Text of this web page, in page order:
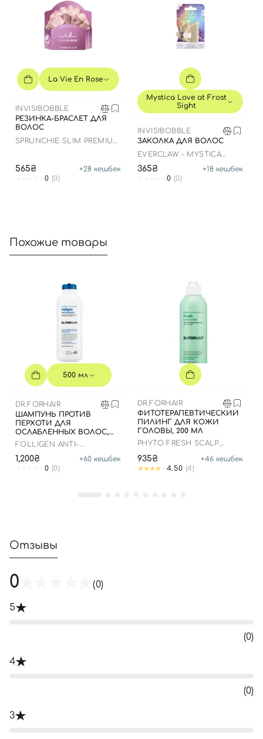
La Vie En Rose
INVISIBOBBLE
РЕЗИНКА-БРАСЛЕТ ДЛЯ
ВОЛОС
SPRUNCHIE SLIM PREMIUM
565₴ +28 кешбек
0 (0)
Mystica Love at Frost
Sight
INVISIBOBBLE
ЗАКОЛКА ДЛЯ ВОЛОС
EVERCLAW - MYSTICA
365₴ +18 кешбек
0 (0)
Похожие товары
500 мл
DR.FORHAIR
ШАМПУНЬ ПРОТИВ
ПЕРХОТИ ДЛЯ
ОСЛАБЛЕННЫХ ВОЛОС,
500 МЛ
FOLLIGEN ANTI-
1,200₴ +60 кешбек
0 (0)
DR.FORHAIR
ФИТОТЕРАПЕВТИЧЕСКИЙ
ПИЛИНГ ДЛЯ КОЖИ
ГОЛОВЫ, 200 МЛ
PHYTO FRESH SCALP
935₴ +46 кешбек
4.50 (4)
Отзывы
0 (0)
5
(0)
4
(0)
3
Вход Регистрация
Номер телефона
Отправляя форму для авторизации/регистрации, вы
Пользовательские соглашения
Далее